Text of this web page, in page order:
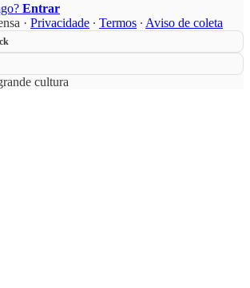
Entrar
· Privacidade ∙ Termos ∙ Aviso de coleta
cultura